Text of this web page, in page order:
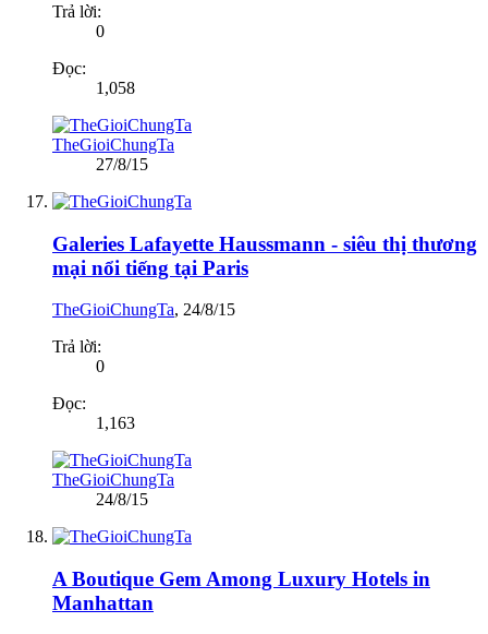
Trả lời:
0
Đọc:
1,058
TheGioiChungTa
27/8/15
Galeries Lafayette Haussmann - siêu thị thương
mại nổi tiếng tại Paris
TheGioiChungTa, 24/8/15
Trả lời:
0
Đọc:
1,163
TheGioiChungTa
24/8/15
A Boutique Gem Among Luxury Hotels in
Manhattan